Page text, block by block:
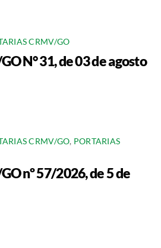
CRMV/GO
N° 31, de 03 de agosto
CRMV/GO, PORTARIAS
nº 57/2026, de 5 de